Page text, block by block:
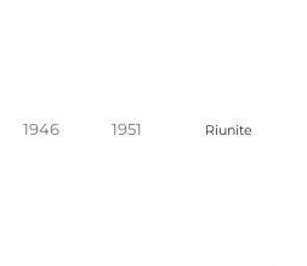
1946 1951 Riunite